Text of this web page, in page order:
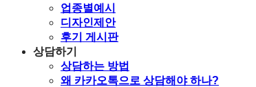
업종별예시
디자인제안
후기 게시판
상담하기
상담하는 방법
왜 카카오톡으로 상담해야 하나?